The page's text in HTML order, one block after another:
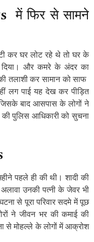
में फिर से सामने
कर घर लोट रहे थे तो घर के
दिया। और कमरे के अंदर का
तलाशी कर सामान को साफ
लग पाई यह देख कर पीड़ित
जिसके बाद आसपास के लोगों ने
पुलिस आधिकारी को सुचना
पहले ही की थी। शादी की
उनकी पत्नी के जेवर भी
से पूरा परिवार सदमे में पूछ
ने जीवन भर की कमाई की
से मोहल्ले के लोगों में आक्रोश